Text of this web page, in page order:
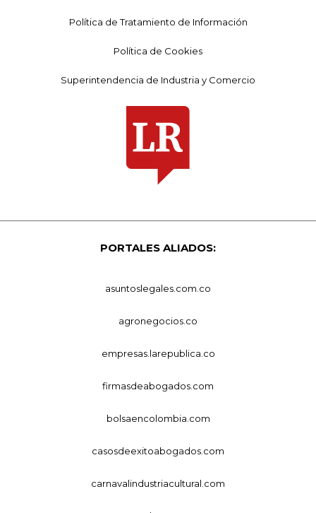
Política de Tratamiento de Información
Política de Cookies
Superintendencia de Industria y Comercio
PORTALES ALIADOS:
asuntoslegales.com.co
agronegocios.co
empresas.larepublica.co
firmasdeabogados.com
bolsaencolombia.com
casosdeexitoabogados.com
carnavalindustriacultural.com